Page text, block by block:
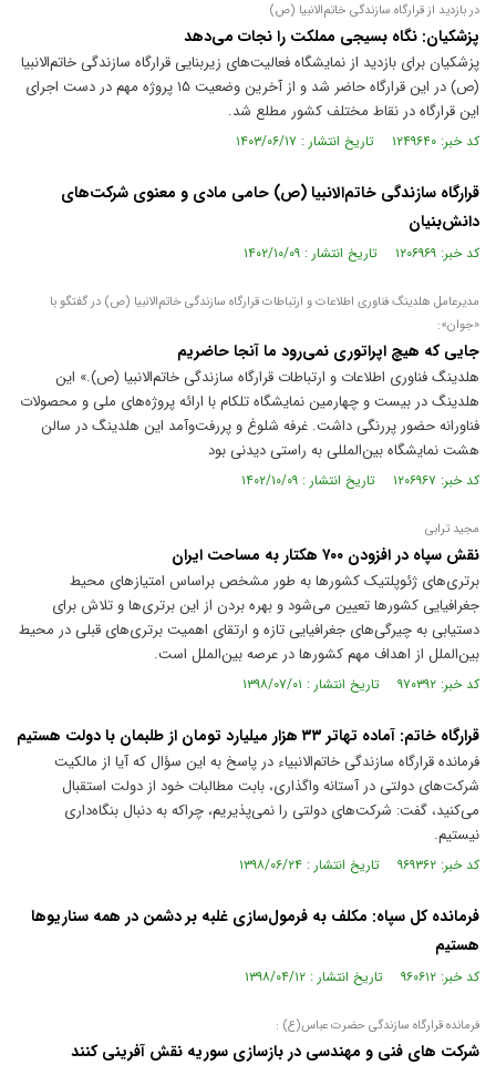
در بازدید از قرارگاه سازندگی خاتم‌الانبیا (ص)
پزشکیان: نگاه بسیجی مملکت را نجات می‌دهد
پزشکیان برای بازدید از نمایشگاه فعالیت‌های زیربنایی قرارگاه سازندگی خاتم‌الانبیا
(ص) در این قرارگاه حاضر شد و از آخرین وضعیت ۱۵ پروژه مهم در دست اجرای
این قرارگاه در نقاط مختلف کشور مطلع شد.
کد خبر: ۱۲۴۹۶۴۰ تاریخ انتشار : ۱۴۰۳/۰۶/۱۷
قرارگاه سازندگی خاتم‌الانبیا (ص) حامی مادی و معنوی شرکت‌های
دانش‌بنیان
کد خبر: ۱۲۰۶۹۶۹ تاریخ انتشار : ۱۴۰۲/۱۰/۰۹
مدیرعامل هلدینگ فناوری اطلاعات و ارتباطات قرارگاه سازندگی خاتم‌الانبیا (ص) در گفتگو با
«جوان»:
جایی که هیچ اپراتوری نمی‌رود ما آنجا حاضریم
هلدینگ فناوری اطلاعات و ارتباطات قرارگاه سازندگی خاتم‌الانبیا (ص).» این
هلدینگ در بیست و چهارمین نمایشگاه تلکام با ارائه پروژه‌های ملی و محصولات
فناورانه حضور پررنگی داشت. غرفه شلوغ و پررفت‌وآمد این هلدینگ در سالن
هشت نمایشگاه بین‌المللی به راستی دیدنی بود
کد خبر: ۱۲۰۶۹۶۷ تاریخ انتشار : ۱۴۰۲/۱۰/۰۹
مجید ترابی
نقش سپاه در افزودن ۷۰۰ هکتار به مساحت ایران
برتری‌های ژئوپلتیک کشور‌ها به طور مشخص بر‌اساس امتیاز‌های محیط
جغرافیایی کشور‌ها تعیین می‌شود و بهره بردن از این برتری‌ها و تلاش برای
دستیابی به چیرگی‌های جغرافیایی تازه و ارتقای اهمیت برتری‌های قبلی در محیط
بین‌الملل از اهداف مهم کشور‌ها در عرصه بین‌الملل است.
کد خبر: ۹۷۰۳۹۲ تاریخ انتشار : ۱۳۹۸/۰۷/۰۱
قرارگاه خاتم: آماده تهاتر ۳۳ هزار میلیارد تومان از طلبمان با دولت هستیم
فرمانده قرارگاه سازندگی خاتم‌الانبیاء در پاسخ به این سؤال که آیا از مالکیت
شرکت‌های دولتی در آستانه واگذاری، بابت مطالبات خود از دولت استقبال
می‌کنید، گفت: شرکت‌های دولتی را نمی‌پذیریم، چراکه به دنبال بنگاه‌داری
نیستیم.
کد خبر: ۹۶۹۳۶۲ تاریخ انتشار : ۱۳۹۸/۰۶/۲۴
فرمانده کل سپاه: مکلف به فرمول‌سازی غلبه بر دشمن در همه سناریو‌ها
هستیم
کد خبر: ۹۶۰۶۱۲ تاریخ انتشار : ۱۳۹۸/۰۴/۱۲
فرمانده قرارگاه سازندگی حضرت عباس(ع) :
شرکت های فنی و مهندسی در بازسازی سوریه نقش آفرینی کنند